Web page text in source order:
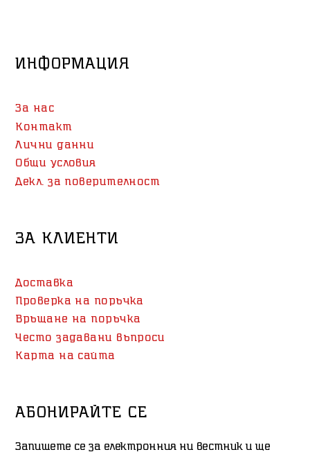
ИНФОРМАЦИЯ
За нас
Контакт
Лични данни
Общи условия
Декл. за поверителност
ЗА КЛИЕНТИ
Доставка
Проверка на поръчка
Връщане на поръчка
Често задавани въпроси
Карта на сайта
АБОНИРАЙТЕ СЕ
Запишете се за електронния ни вестник и ще